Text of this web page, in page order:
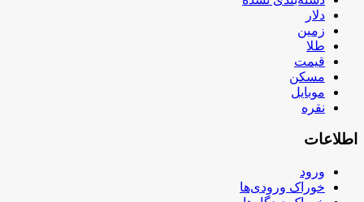
دلار
زمین
طلا
قیمت
مسکن
موبایل
نقره
اطلاعات
ورود
خوراک ورودی‌ها